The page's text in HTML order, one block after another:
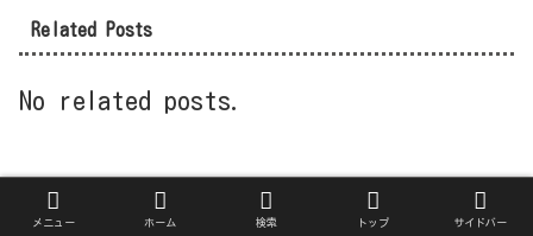
Related Posts
No related posts.
メニュー ホーム 検索 トップ サイドバー